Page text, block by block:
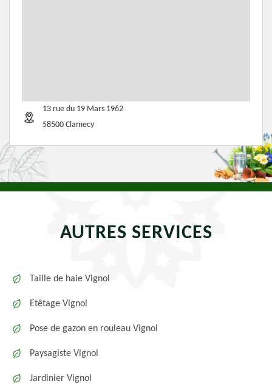
13 rue du 19 Mars 1962
58500 Clamecy
AUTRES SERVICES
Taille de haie Vignol
Etêtage Vignol
Pose de gazon en rouleau Vignol
Paysagiste Vignol
Jardinier Vignol